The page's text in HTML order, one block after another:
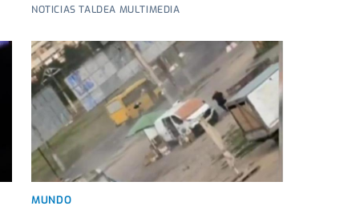
NOTICIAS TALDEA MULTIMEDIA
MUNDO